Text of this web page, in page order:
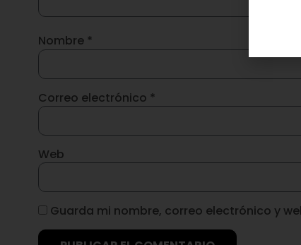
Nombre *
Correo electrónico *
Web
Guarda mi nombre, correo electrónico y